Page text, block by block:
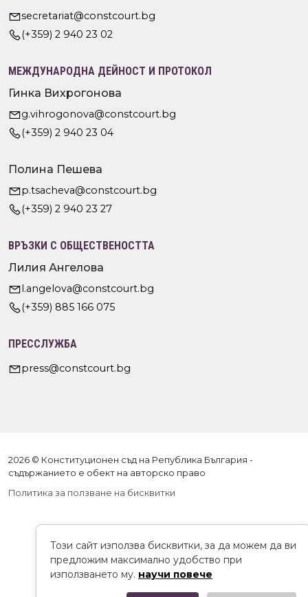
secretariat@constcourt.bg
(+359) 2 940 23 02
МЕЖДУНАРОДНА ДЕЙНОСТ И ПРОТОКОЛ
Гинка Вихрогонова
g.vihrogonova@constcourt.bg
(+359) 2 940 23 04
Полина Пешева
p.tsacheva@constcourt.bg
(+359) 2 940 23 27
ВРЪЗКИ С ОБЩЕСТВЕНОСТТА
Лилия Ангелова
l.angelova@constcourt.bg
(+359) 885 166 075
ПРЕССЛУЖБА
press@constcourt.bg
2026 © Конституционен съд на Република България -
съдържанието е обект на авторско право
Политика за ползване на бисквитки
Този сайт използва бисквитки, за да можем да ви
предложим максимално удобство при
използването му. научи повече